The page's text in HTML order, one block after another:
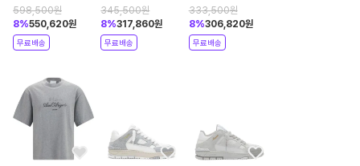
F2279001 098
White
598,500원
8%550,620원
무료배송
A3809001BLACK
Black
345,500원
8%317,860원
무료배송
A3324002CAMEL
333,500원
8%306,820원
무료배송